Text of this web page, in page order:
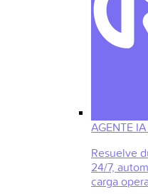
AGENTE
Resuelve
24/7,
carga